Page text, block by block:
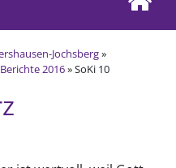
Jochsberg»
Berichte 2016» SoKi 10